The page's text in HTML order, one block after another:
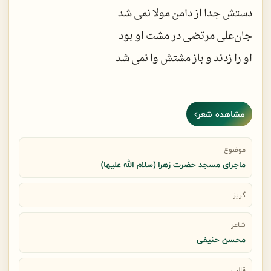
صدای استخوان بازویش پیچید در گوشم
دستش جدا از دامن مولا نمی شد
جان‌علی مرتضی در مشت او بود
او را زدند و باز مشتش وا نمی شد
او آیه ی تطهیر بود و دست ناپاک
دلخوش ازاینکه زد به رویش رنگ‌ نیلی
یک‌ سنگریزه پیش اقیانوس هیچ است
هرچند قطعا درد دارد جای سیلی
او را زدند و نبض عالم تند می زد
نظم جهان بانبض او درارتباط است
قنفذ خراج خویش رادر کوچه پرداخت
مشاهده شعر
موضوع
ماجرای مسجد حضرت زهرا (سلام الله علیها)
گریز
شاعر
محسن حنیفی